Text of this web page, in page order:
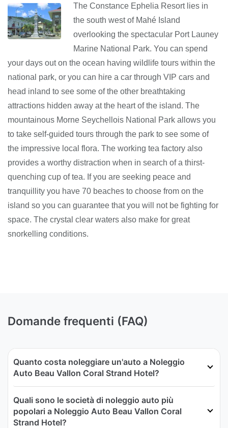
The Constance Ephelia Resort lies in
the south west of Mahé Island
overlooking the spectacular Port Launey
Marine National Park. You can spend
your days out on the ocean having wildlife tours within the
national park, or you can hire a car through VIP cars and
head inland to see some of the other breathtaking
attractions hidden away at the heart of the island. The
mountainous Morne Seychellois National Park allows you
to take self-guided tours through the park to see some of
the impressive local flora. The working tea factory also
provides a worthy distraction when in search of a thirst-
quenching cup of tea. If you are seeking peace and
tranquillity you have 70 beaches to choose from on the
island so you can guarantee that you will not be fighting for
space. The crystal clear waters also make for great
snorkelling conditions.
Domande frequenti (FAQ)
Quanto costa noleggiare un'auto a Noleggio
Auto Beau Vallon Coral Strand Hotel?
Quali sono le società di noleggio auto più
popolari a Noleggio Auto Beau Vallon Coral
Strand Hotel?